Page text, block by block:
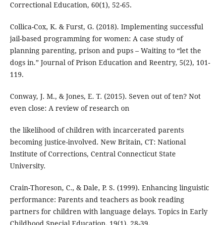
Correctional Education, 60(1), 52-65.
Collica-Cox, K. & Furst, G. (2018). Implementing successful
jail-based programming for women: A case study of
planning parenting, prison and pups – Waiting to “let the
dogs in.” Journal of Prison Education and Reentry, 5(2), 101-
119.
Conway, J. M., & Jones, E. T. (2015). Seven out of ten? Not
even close: A review of research on
the likelihood of children with incarcerated parents
becoming justice-involved. New Britain, CT: National
Institute of Corrections, Central Connecticut State
University.
Crain-Thoreson, C., & Dale, P. S. (1999). Enhancing linguistic
performance: Parents and teachers as book reading
partners for children with language delays. Topics in Early